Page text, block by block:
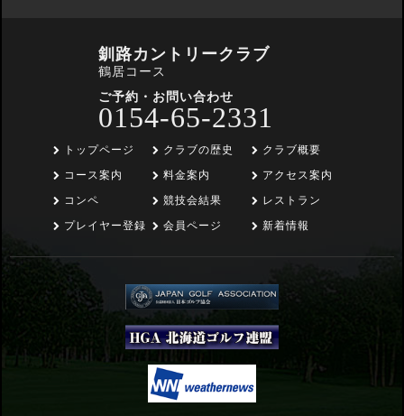
釧路カントリークラブ
鶴居コース
ご予約・お問い合わせ
0154-65-2331
トップページ
コース案内
コンペ
プレイヤー登録
クラブの歴史
料金案内
競技会結果
会員ページ
クラブ概要
アクセス案内
レストラン
新着情報